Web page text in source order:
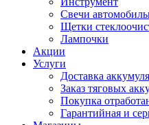
Свечи
Щетки
Лампочки
Акции
Услуги
Доставка
Заказ тяговых
Покупка
Гарантийная и